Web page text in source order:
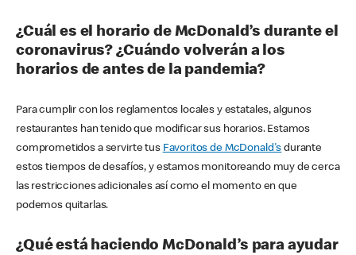
¿Cuál es el horario de McDonald’s durante el
coronavirus? ¿Cuándo volverán a los
horarios de antes de la pandemia?
Para cumplir con los reglamentos locales y estatales, algunos
restaurantes han tenido que modificar sus horarios. Estamos
comprometidos a servirte tus Favoritos de McDonald's durante
estos tiempos de desafíos, y estamos monitoreando muy de cerca
las restricciones adicionales así como el momento en que
podemos quitarlas.
¿Qué está haciendo McDonald’s para ayudar